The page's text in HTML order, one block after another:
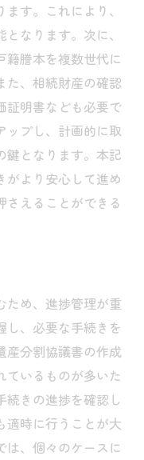
す。これにより、
なります。次に、
籍謄本を複数世代に
た、相続財産の確認
証明書なども必要で
ップし、計画的に取
鍵となります。本記
がより安心して進め
さえることができる
ため、進捗管理が重
し、必要な手続きを
産分割協議書の作成
ているものが多いた
続きの進捗を確認し
適時に行うことが大
は、個々のケースに